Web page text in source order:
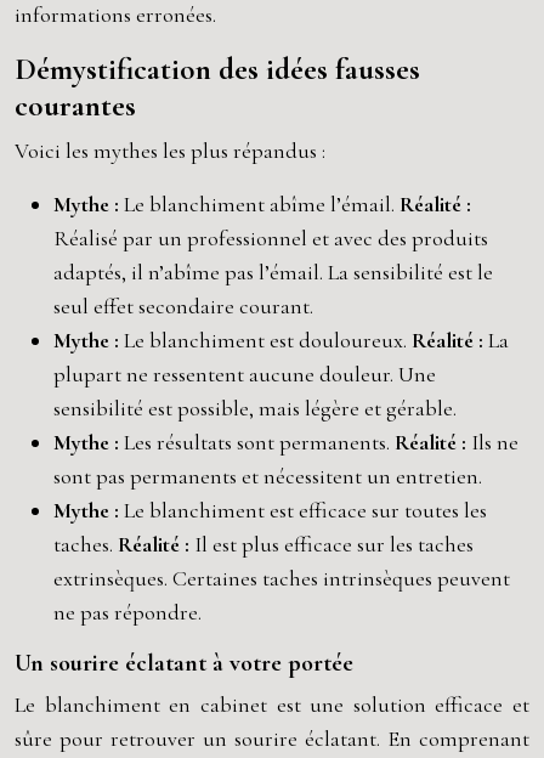
informations erronées.
Démystification des idées fausses
courantes
Voici les mythes les plus répandus :
Mythe : Le blanchiment abîme l’émail. Réalité :
Réalisé par un professionnel et avec des produits
adaptés, il n’abîme pas l’émail. La sensibilité est le
seul effet secondaire courant.
Mythe : Le blanchiment est douloureux. Réalité : La
plupart ne ressentent aucune douleur. Une
sensibilité est possible, mais légère et gérable.
Mythe : Les résultats sont permanents. Réalité : Ils ne
sont pas permanents et nécessitent un entretien.
Mythe : Le blanchiment est efficace sur toutes les
taches. Réalité : Il est plus efficace sur les taches
extrinsèques. Certaines taches intrinsèques peuvent
ne pas répondre.
Un sourire éclatant à votre portée
Le blanchiment en cabinet est une solution efficace et
sûre pour retrouver un sourire éclatant. En comprenant